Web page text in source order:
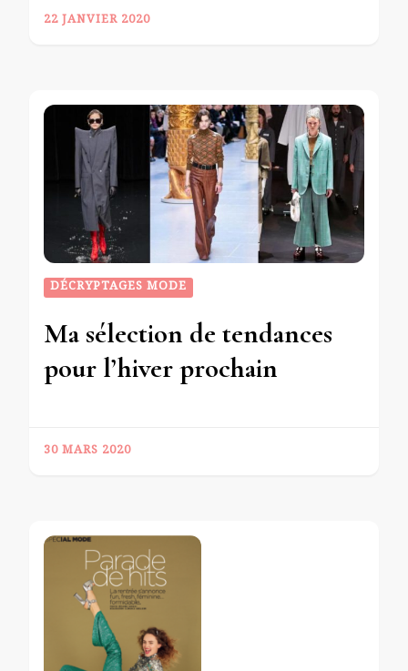
22 JANVIER 2020
DÉCRYPTAGES MODE
Ma sélection de tendances
pour l’hiver prochain
30 MARS 2020